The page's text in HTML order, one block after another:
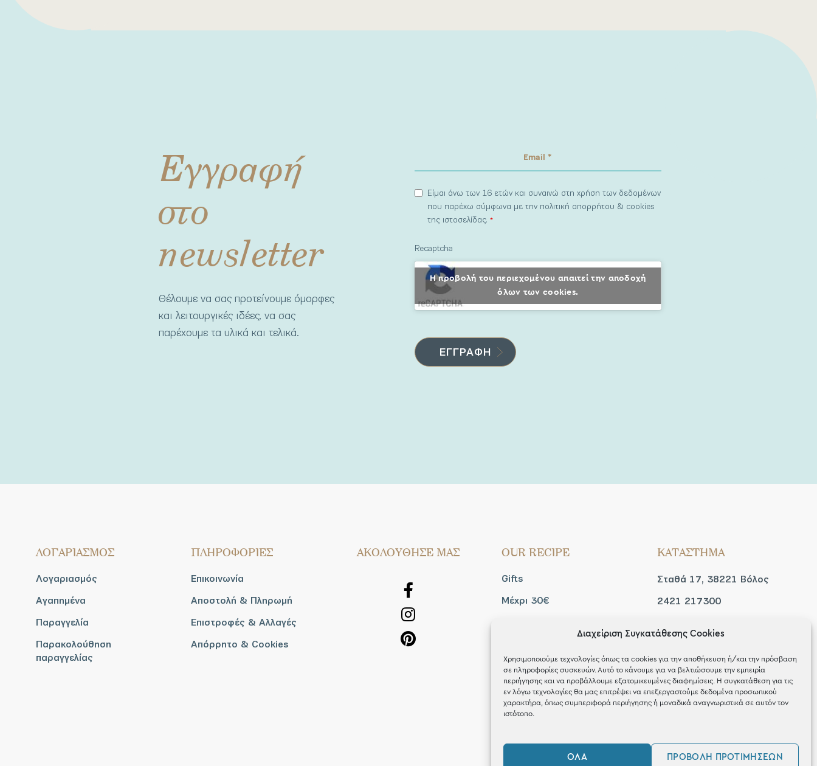
Διαχείριση Συγκατάθεσης Cookies
Χρησιμοποιούμε τεχνολογίες όπως τα cookies για την αποθήκευση ή/και την πρόσβαση
σε πληροφορίες συσκευών. Αυτό το κάνουμε για να βελτιώσουμε την εμπειρία
περιήγησης και να προβάλλουμε εξατομικευμένες διαφημίσεις. Η συγκατάθεση για τις
εν λόγω τεχνολογίες θα μας επιτρέψει να επεξεργαστούμε δεδομένα προσωπικού
χαρακτήρα, όπως συμπεριφορά περιήγησης ή μοναδικά αναγνωριστικά σε αυτόν τον
ιστότοπο.
ΌΛΑ ΠΡΟΒΟΛΉ ΠΡΟΤΙΜΉΣΕΩΝ
Εγγραφή
στο
newsletter
Θέλουμε να σας προτείνουμε όμορφες
και λειτουργικές ιδέες, να σας
παρέχουμε τα υλικά και τελικά.
Είμαι άνω των 16 ετών και συναινώ στη χρήση των δεδομένων
που παρέχω σύμφωνα με την πολιτική απορρήτου & cookies
της ιστοσελίδας.*
Recaptcha
Η προβολή του περιεχομένου απαιτεί την αποδοχή
όλων των cookies.
ΛΟΓΑΡΙΑΣΜΟΣ
Λογαριασμός
Αγαπημένα
Παραγγελία
Παρακολούθηση
παραγγελίας
ΠΛΗΡΟΦΟΡΙΕΣ
Επικοινωνία
Αποστολή & Πληρωμή
Επιστροφές & Αλλαγές
Απόρρητο & Cookies
AΚΟΛΟΥΘΗΣΕ ΜΑΣ OUR RECIPE
Gifts
Μέχρι 30€
ΚΑΤΑΣΤΗΜΑ
Σταθά 17, 38221 Βόλος
2421 217300
Τριτ / Πεμ / Παρ: 09:00 -
21:00